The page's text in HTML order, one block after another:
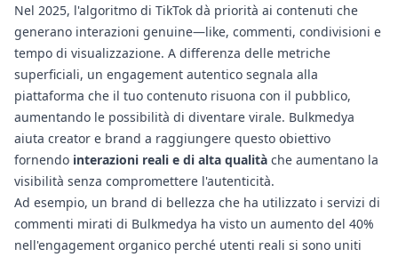
Nel 2025, l'algoritmo di TikTok dà priorità ai contenuti che
generano interazioni genuine—like, commenti, condivisioni e
tempo di visualizzazione. A differenza delle metriche
superficiali, un engagement autentico segnala alla
piattaforma che il tuo contenuto risuona con il pubblico,
aumentando le possibilità di diventare virale. Bulkmedya
aiuta creator e brand a raggiungere questo obiettivo
fornendo interazioni reali e di alta qualità che aumentano la
visibilità senza compromettere l'autenticità.
Ad esempio, un brand di bellezza che ha utilizzato i servizi di
commenti mirati di Bulkmedya ha visto un aumento del 40%
nell'engagement organico perché utenti reali si sono uniti